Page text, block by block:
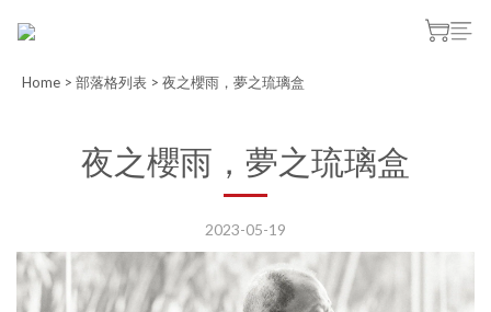
Home > 部落格列表 > 夜之櫻雨，夢之琉璃盒
夜之櫻雨，夢之琉璃盒
2023-05-19